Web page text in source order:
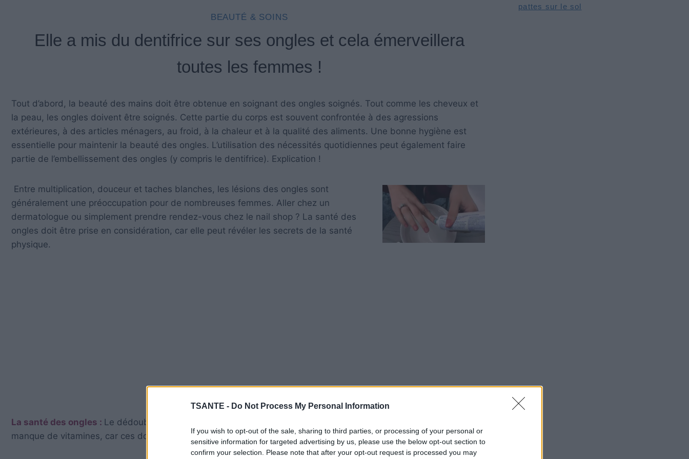
TSANTE - Do Not Process My Personal Information
If you wish to opt-out of the sale, sharing to third parties, or processing of your personal or
sensitive information for targeted advertising by us, please use the below opt-out section to
confirm your selection. Please note that after your opt-out request is processed you may
BEAUTÉ & SOINS
Elle a mis du dentifrice sur ses ongles et cela émerveillera
toutes les femmes !
Tout d’abord, la beauté des mains doit être obtenue en soignant des ongles soignés. Tout comme les cheveux et
la peau, les ongles doivent être soignés. Cette partie du corps est souvent confrontée à des agressions
extérieures, à des articles ménagers, au froid, à la chaleur et à la qualité des aliments. Une bonne hygiène est
essentielle pour maintenir la beauté des ongles. L’utilisation des nécessités quotidiennes peut également faire
partie de l’embellissement des ongles (y compris le dentifrice). Explication !
Entre multiplication, douceur et taches blanches, les lésions des ongles sont
généralement une préoccupation pour de nombreuses femmes. Aller chez un
dermatologue ou simplement prendre rendez-vous chez le nail shop ? La santé des
ongles doit être prise en considération, car elle peut révéler les secrets de la santé
physique.
La santé des ongles : Le dédoublement des ongles : Les ongles fissurés peuvent parfois être causés par un
manque de vitamines, car ces dommages peuvent être causés par diverses raisons:
pattes sur le sol